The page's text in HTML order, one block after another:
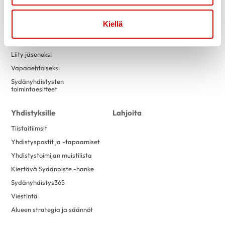
Kiellä
Tapahtumakalenteri
mittaustoiminta
Liity jäseneksi
Vapaaehtoiseksi
Sydänyhdistysten
toimintaesitteet
Laskutustiedot
Yritysyhteistyö
Yhdistyksille
Tiistaitiimsit
Yhdistyspostit ja -tapaamiset
Yhdistystoimijan muistilista
Kiertävä Sydänpiste -hanke
Sydänyhdistys365
Viestintä
Alueen strategia ja säännöt
Lahjoita